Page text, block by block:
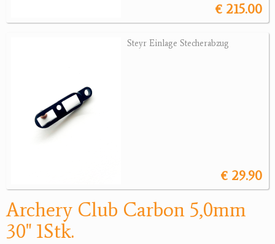
€ 215.00
Steyr Einlage Stecherabzug
€ 29.90
Archery Club Carbon 5,0mm
30" 1Stk.